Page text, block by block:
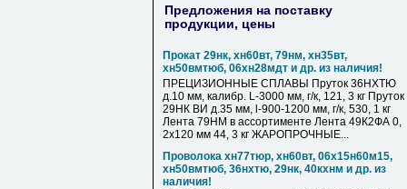
Предложения на поставку
продукции, цены
Прокат 29нк, хн60вт, 79нм, хн35вт,
хн50вмтюб, 06хн28мдт и др. из наличия!
ПРЕЦИЗИОННЫЕ СПЛАВЫ Пруток 36НХТЮ
д.10 мм, калибр. L-3000 мм, г/к, 121, 3 кг Пруток
29НК ВИ д.35 мм, l-900-1200 мм, г/к, 530, 1 кг
Лента 79НМ в ассортименте Лента 49К2ФА 0,
2х120 мм 44, 3 кг ЖАРОПРОЧНЫЕ...
Проволока хн77тюр, хн60вт, 06х15н60м15,
хн50вмтюб, 36нхтю, 29нк, 40кхнм и др. из
наличия!